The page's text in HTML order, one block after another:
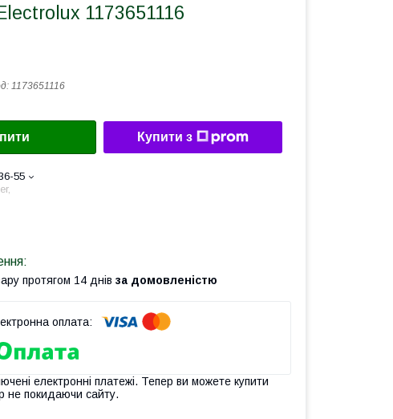
1173651116
1173651116
Купити з
55
протягом 14 днів за домовленістю
електронні платежі. Тепер ви можете купити
не покидаючи сайту.